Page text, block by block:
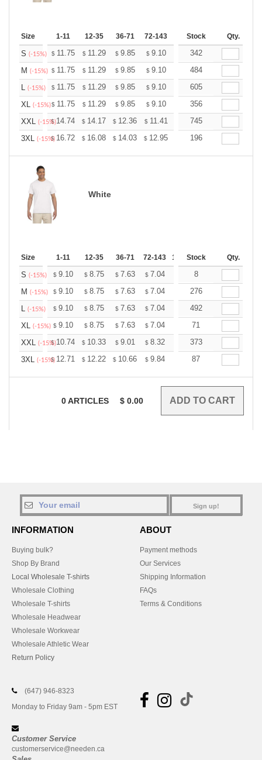
Size 1-11 12-35 36-71 72-143 144-287 288 + More
Stock Qty.
S (-15%) $ 11.75 $ 11.29 $ 9.85 $ 9.10 8.64
342
M (-15%) $ 11.75 $ 11.29 $ 9.85 $ 9.10 8.64
484
L (-15%) $ 11.75 $ 11.29 $ 9.85 $ 9.10 8.64
605
XL (-15%)$ 11.75 $ 11.29 $ 9.85 $ 9.10 8.64
356
XXL (-15%)
$14.74 $ 14.17 $ 12.36 $ 11.41 10.84
745
3XL (-15%)
$ 16.72 $ 16.08 $ 14.03 $ 12.95 12.30
196
White
Size 1-11 12-35 36-71 72-143 144-287 More
Stock Qty.
S (-15%) $ 9.10 $ 8.75 $ 7.63 $ 7.04 6.698
M (-15%) $ 9.10 $ 8.75 $ 7.63 $ 7.04 6.69276
L (-15%) $ 9.10 $ 8.75 $ 7.63 $ 7.04 6.69492
XL (-15%) $ 9.10 $ 8.75 $ 7.63 $ 7.04 6.6971
XXL (-15%)
$10.74 $ 10.33 $ 9.01 $ 8.32 7.90373
3XL (-15%)
$ 12.71 $ 12.22 $ 10.66 $ 9.84 9.3587
0ARTICLES $ 0.00
Sign up!
INFORMATION
Buying bulk?
Shop By Brand
Local Wholesale T-shirts
Wholesale Clothing
Wholesale T-shirts
Wholesale Headwear
Wholesale Workwear
Wholesale Athletic Wear
Return Policy
ABOUT
Payment methods
Our Services
Shipping Information
FAQs
Terms & Conditions
(647) 946-8323
Monday to Friday 9am - 5pm EST
Customer Service
customerservice@needen.ca